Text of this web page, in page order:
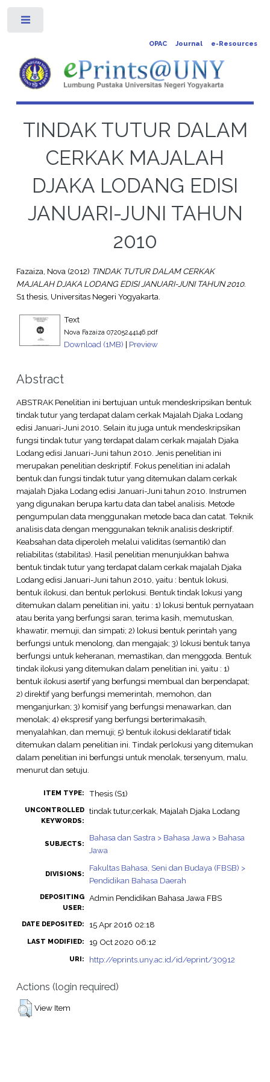
OPAC Journal e-Resources
TINDAK TUTUR DALAM
CERKAK MAJALAH
DJAKA LODANG EDISI
JANUARI-JUNI TAHUN
2010
Fazaiza, Nova(2012) TINDAK TUTUR DALAM CERKAK
MAJALAH DJAKA LODANG EDISI JANUARI-JUNI TAHUN 2010.
S1 thesis, Universitas Negeri Yogyakarta.
Text
Nova Fazaiza 07205244146.pdf
Download (1MB) | Preview
Abstract
ABSTRAK Penelitian ini bertujuan untuk mendeskripsikan bentuk
tindak tutur yang terdapat dalam cerkak Majalah Djaka Lodang
edisi Januari-Juni 2010. Selain itu juga untuk mendeskripsikan
fungsi tindak tutur yang terdapat dalam cerkak majalah Djaka
Lodang edisi Januari-Juni tahun 2010. Jenis penelitian ini
merupakan penelitian deskriptif. Fokus penelitian ini adalah
bentuk dan fungsi tindak tutur yang ditemukan dalam cerkak
majalah Djaka Lodang edisi Januari-Juni tahun 2010. Instrumen
yang digunakan berupa kartu data dan tabel analisis. Metode
pengumpulan data menggunakan metode baca dan catat. Teknik
analisis data dengan menggunakan teknik analisis deskriptif.
Keabsahan data diperoleh melalui validitas (semantik) dan
reliabilitas (stabilitas). Hasil penelitian menunjukkan bahwa
bentuk tindak tutur yang terdapat dalam cerkak majalah Djaka
Lodang edisi Januari-Juni tahun 2010, yaitu : bentuk lokusi,
bentuk ilokusi, dan bentuk perlokusi. Bentuk tindak lokusi yang
ditemukan dalam penelitian ini, yaitu : 1) lokusi bentuk pernyataan
atau berita yang berfungsi saran, terima kasih, memutuskan,
khawatir, memuji, dan simpati; 2) lokusi bentuk perintah yang
berfungsi untuk menolong, dan mengajak; 3) lokusi bentuk tanya
berfungsi untuk keheranan, memastikan, dan menggoda. Bentuk
tindak ilokusi yang ditemukan dalam penelitian ini, yaitu : 1)
bentuk ilokusi asertif yang berfungsi membual dan berpendapat;
2) direktif yang berfungsi memerintah, memohon, dan
menganjurkan; 3) komisif yang berfungsi menawarkan, dan
menolak; 4) ekspresif yang berfungsi berterimakasih,
menyalahkan, dan memuji; 5) bentuk ilokusi deklaratif tidak
ditemukan dalam penelitian ini. Tindak perlokusi yang ditemukan
dalam penelitian ini berfungsi untuk menolak, tersenyum, malu,
menurut dan setuju.
ITEM TYPE: Thesis (S1)
UNCONTROLLED
KEYWORDS:
tindak tutur,cerkak, Majalah Djaka Lodang
SUBJECTS:
Bahasa dan Sastra > Bahasa Jawa > Bahasa
Jawa
DIVISIONS:
Fakultas Bahasa, Seni dan Budaya (FBSB) >
Pendidikan Bahasa Daerah
DEPOSITING
USER:
Admin Pendidikan Bahasa Jawa FBS
DATE DEPOSITED: 15 Apr 2016 02:18
LAST MODIFIED: 19 Oct 2020 06:12
URI: http://eprints.uny.ac.id/id/eprint/30912
Actions (login required)
View Item